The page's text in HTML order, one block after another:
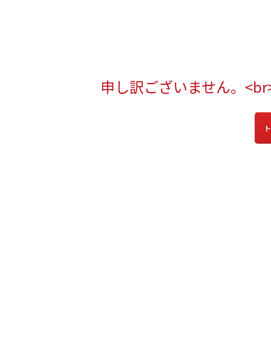
申し訳ございません。